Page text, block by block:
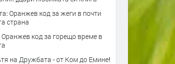
Оранжев код за жеги в почти
страна
код за горещо време в
на Дружбата - от Ком до Емине!